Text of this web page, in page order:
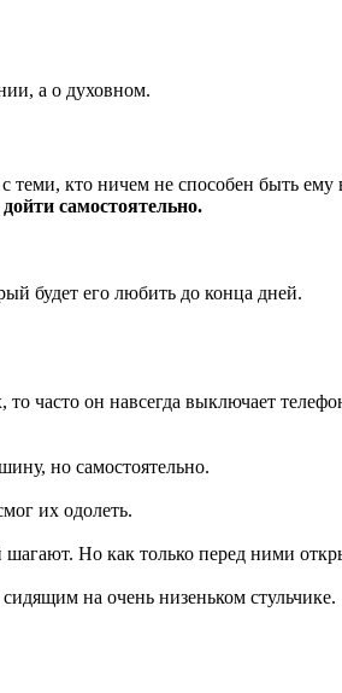
а о духовном.
теми, кто ничем не способен быть ему
самостоятельно.
будет его любить до конца дней.
то часто он навсегда выключает
но самостоятельно.
их одолеть.
Но как только перед ними
на очень низеньком стульчике.